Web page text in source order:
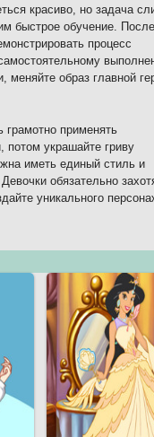
красиво, но задача
быстрое обучение.
процесс
меняйте образ главной
грамотно применять
потом украшайте гриву
иметь единый стиль и
обязательно
уникального